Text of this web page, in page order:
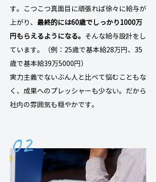
す。こつこつ真面目に頑張れば徐々に給与が
上がり、 最終的には60歳でしっかり1000万
円もらえるようになる。 そんな給与設計をし
ています。（例：25歳で基本給28万円、35
歳で基本給39万5000円）
実力主義でないぶん人と比べて悩むこともな
く、成果へのプレッシャーも少ない。だから
社内の雰囲気も穏やかです。
02